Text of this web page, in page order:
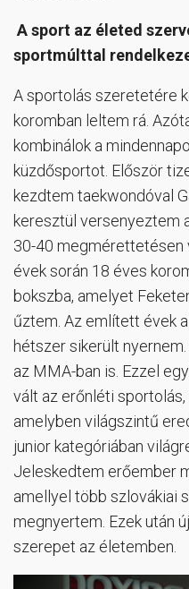
A sport az életed
sportmúlttal
A sportolás szeretetére
koromban leltem rá.
kombinálok a
küzdősportot. Először
kezdtem taekwondóval
keresztül versenyeztem
30-40 megmérettetésen
évek során 18 éves
bokszba, amelyet
űztem. Az említett évek
hétszer sikerült
az MMA-ban is. Ezzel
vált az erőnléti sportolás,
amelyben világszintű
junior kategóriában
Jeleskedtem erőember
amellyel több szlovákiai
megnyertem. Ezek után
szerepet az életemben.